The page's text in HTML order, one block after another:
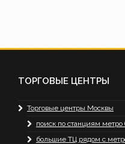
ТОРГОВЫЕ ЦЕНТРЫ
Торговые центры Москвы
поиск по станциям метро
большие ТЦ рядом с